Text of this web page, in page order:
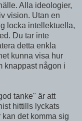
Alla ideologier,
vision. Utan en
locka intellektuella,
Du tar inte
detta enkla
kunna visa hur
knappast någon i
tanke" är att
hittills lyckats
det komma sig